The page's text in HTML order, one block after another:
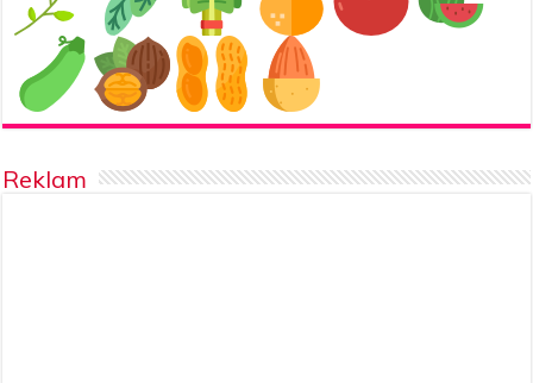
Reklam